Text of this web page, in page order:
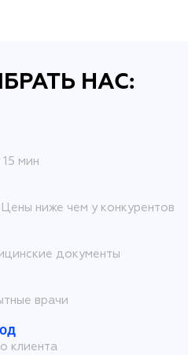
НАС:
мин
ниже чем у конкурентов
документы
врачи
клиента